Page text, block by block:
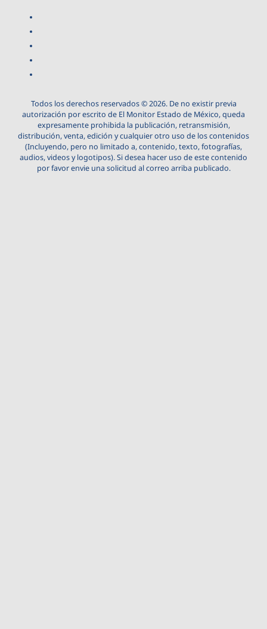
Todos los derechos reservados © 2026. De no existir previa
autorización por escrito de El Monitor Estado de México, queda
expresamente prohibida la publicación, retransmisión,
distribución, venta, edición y cualquier otro uso de los contenidos
(Incluyendo, pero no limitado a, contenido, texto, fotografías,
audios, videos y logotipos). Si desea hacer uso de este contenido
por favor envie una solicitud al correo arriba publicado.